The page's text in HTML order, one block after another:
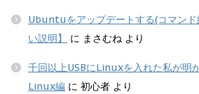
Ubuntuをアップデートする(コマン
い説明】
に まさむね より
千回以上USBにLinuxを入れた私が明
Linux編 に 初心者 より